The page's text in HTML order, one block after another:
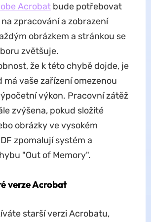
Acrobatbude potřebovat
zpracování a zobrazení
obrázkem a stránkou se
zvětšuje.
že k této chybě dojde, je
má vaše zařízení omezenou
výkon. Pracovní zátěž
zvýšena, pokud složité
obrázky ve vysokém
zpomalují systém a
"Out of Memory".
verze Acrobat
starší verzi Acrobatu,